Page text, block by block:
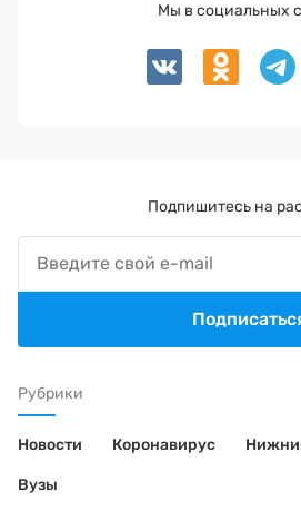
Рубрики
Новости Коронавирус
Вузы
Мы в социальных
Подпишитесь на